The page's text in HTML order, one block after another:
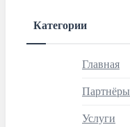
Категории
Главная
Партнёры
Услуги